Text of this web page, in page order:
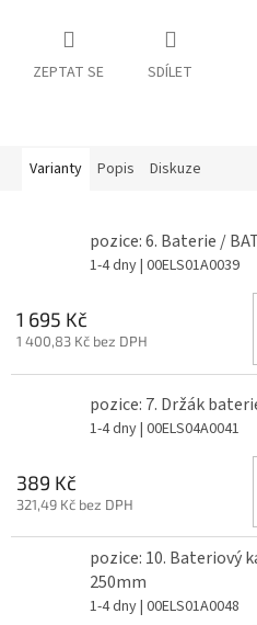
ZEPTAT SE SDÍLET
Varianty Popis Diskuze
pozice: 6. Baterie /
1-4 dny| 00ELS01A0039
1 695 Kč
1 400,83 Kč bez DPH
pozice: 7. Držák
1-4 dny| 00ELS04A0041
389 Kč
321,49 Kč bez DPH
pozice: 10. Bateriový
250mm
1-4 dny| 00ELS01A0048